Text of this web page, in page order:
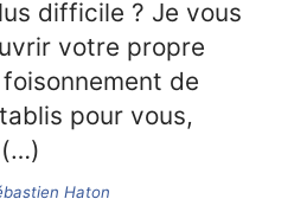
difficile ? Je vous
votre propre
de
pour vous,
Haton